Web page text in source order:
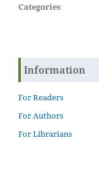
Categories
Information
For Readers
For Authors
For Librarians